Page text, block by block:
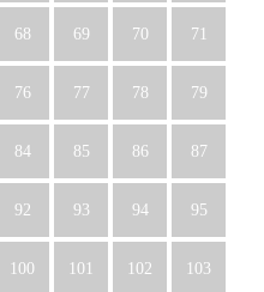
68 69 70 71
76 77 78 79
84 85 86 87
92 93 94 95
100 101 102 103